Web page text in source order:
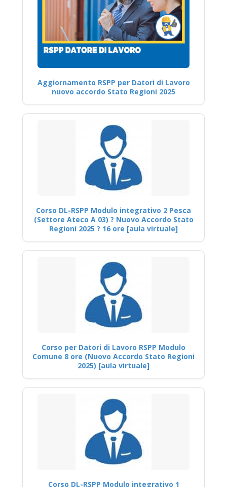
Aggiornamento RSPP per Datori di Lavoro
nuovo accordo Stato Regioni 2025
Corso DL-RSPP Modulo integrativo 2 Pesca
(Settore Ateco A 03) ? Nuovo Accordo Stato
Regioni 2025 ? 16 ore [aula virtuale]
Corso per Datori di Lavoro RSPP Modulo
Comune 8 ore (Nuovo Accordo Stato Regioni
2025) [aula virtuale]
Corso DL-RSPP Modulo integrativo 1